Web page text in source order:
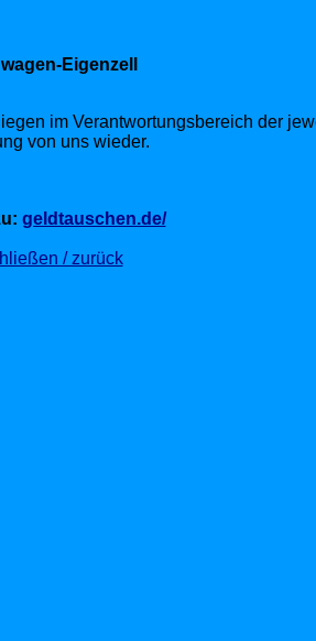
Eigenzell
im Verantwortungsbereich der
von uns wieder.
geldtauschen.de/
/ zurück